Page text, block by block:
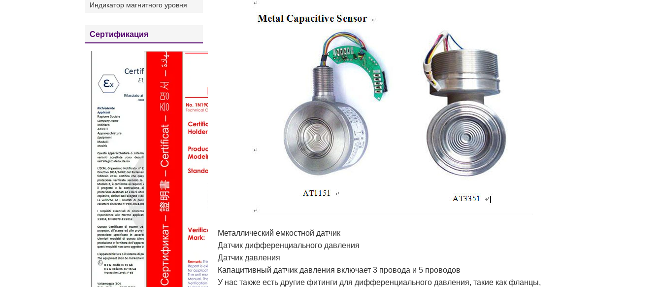
Индикатор магнитного уровня
Сертификация
Металлический емкостной датчик
Датчик дифференциального давления
Датчик давления
Капацитивный датчик давления включает 3 провода и 5 проводов
У нас также есть другие фитинги для дифференциального давления, такие как фланцы,